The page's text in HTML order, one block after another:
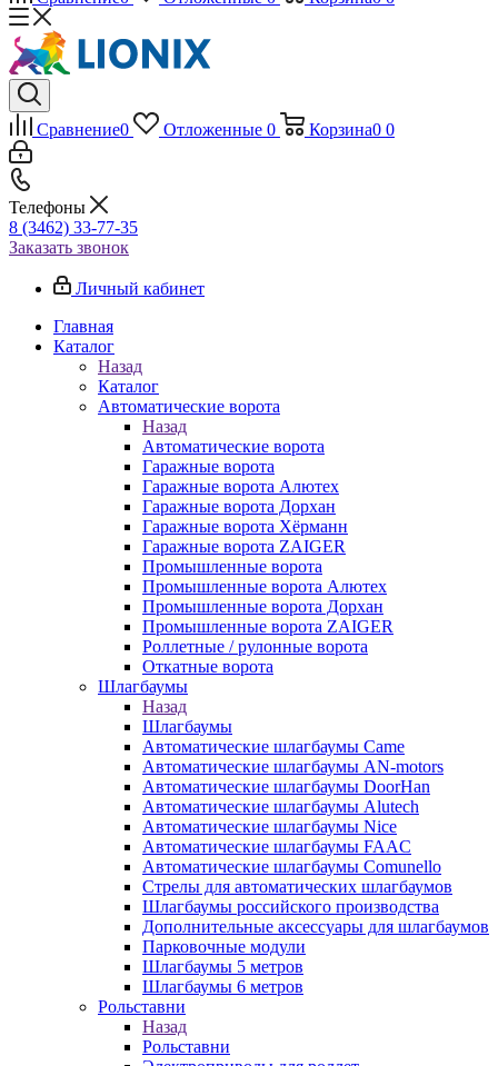
Сравнение0 Отложенные 0 Корзина0 0
Телефоны
8 (3462) 33-77-35
Заказать звонок
Личный кабинет
Главная
Каталог
Назад
Каталог
Автоматические ворота
Назад
Автоматические ворота
Гаражные ворота
Гаражные ворота Алютех
Гаражные ворота Дорхан
Гаражные ворота Хёрманн
Гаражные ворота ZAIGER
Промышленные ворота
Промышленные ворота Алютех
Промышленные ворота Дорхан
Промышленные ворота ZAIGER
Роллетные / рулонные ворота
Откатные ворота
Шлагбаумы
Назад
Шлагбаумы
Автоматические шлагбаумы Came
Автоматические шлагбаумы AN-motors
Автоматические шлагбаумы DoorHan
Автоматические шлагбаумы Alutech
Автоматические шлагбаумы Nice
Автоматические шлагбаумы FAAC
Автоматические шлагбаумы Comunello
Стрелы для автоматических шлагбаумов
Шлагбаумы российского производства
Дополнительные аксессуары для шлагбаумов
Парковочные модули
Шлагбаумы 5 метров
Шлагбаумы 6 метров
Рольставни
Назад
Рольставни